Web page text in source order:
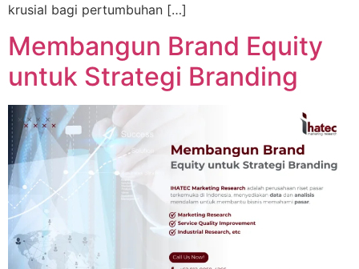
krusial bagi pertumbuhan […]
Membangun Brand Equity
untuk Strategi Branding